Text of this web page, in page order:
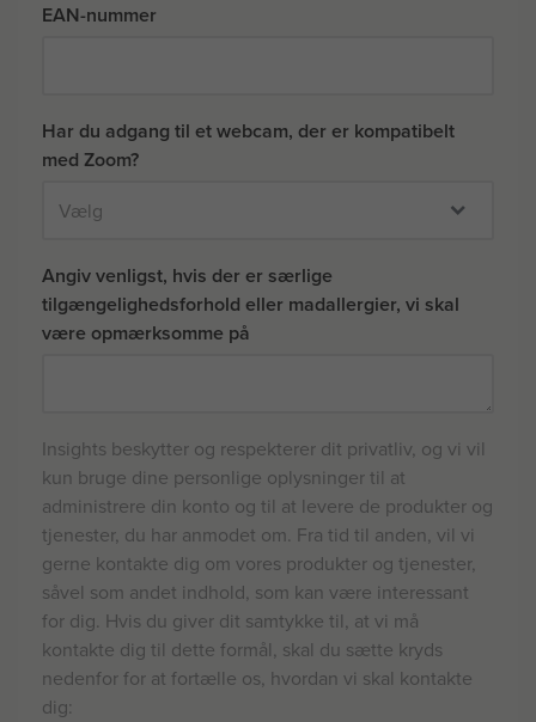
EAN-nummer
Har du adgang til et webcam, der er kompatibelt
med Zoom?
Angiv venligst, hvis der er særlige
tilgængelighedsforhold eller madallergier, vi skal
være opmærksomme på
Insights beskytter og respekterer dit privatliv, og vi vil
kun bruge dine personlige oplysninger til at
administrere din konto og til at levere de produkter og
tjenester, du har anmodet om. Fra tid til anden, vil vi
gerne kontakte dig om vores produkter og tjenester,
såvel som andet indhold, som kan være interessant
for dig. Hvis du giver dit samtykke til, at vi må
kontakte dig til dette formål, skal du sætte kryds
nedenfor for at fortælle os, hvordan vi skal kontakte
dig: